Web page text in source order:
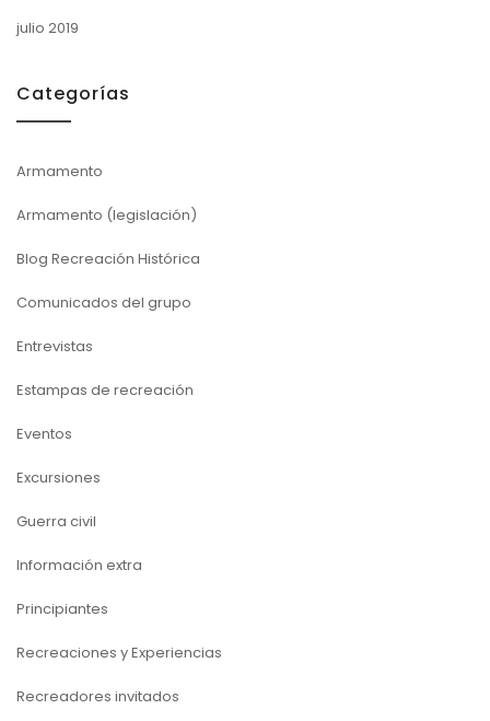
julio 2019
Categorías
Armamento
Armamento (legislación)
Blog Recreación Histórica
Comunicados del grupo
Entrevistas
Estampas de recreación
Eventos
Excursiones
Guerra civil
Información extra
Principiantes
Recreaciones y Experiencias
Recreadores invitados